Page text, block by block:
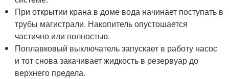
При открытии крана в доме вода начинает поступать в
трубы магистрали. Накопитель опустошается
частично или полностью.
Поплавковый выключатель запускает в работу насос
и тот снова закачивает жидкость в резервуар до
верхнего предела.